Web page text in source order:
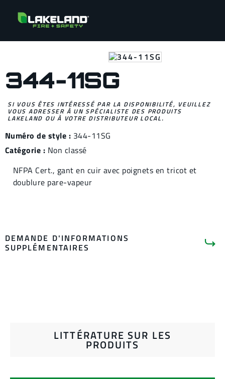
344-11SG
SI VOUS ÊTES INTÉRESSÉ PAR LA DISPONIBILITÉ, VEUILLEZ
VOUS ADRESSER À UN SPÉCIALISTE DES PRODUITS
LAKELAND OU À VOTRE DISTRIBUTEUR LOCAL.
Numéro de style : 344-11SG
Catégorie : Non classé
NFPA Cert., gant en cuir avec poignets en tricot et
doublure pare-vapeur
DEMANDE D'INFORMATIONS
SUPPLÉMENTAIRES
LITTÉRATURE SUR LES
PRODUITS